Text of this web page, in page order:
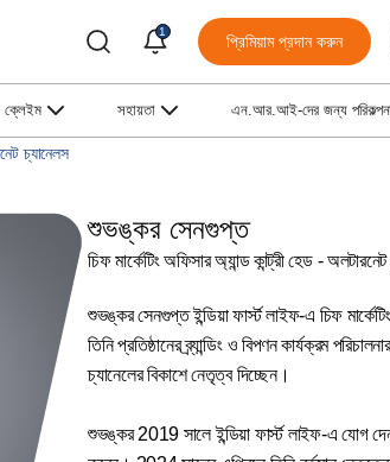
1
প্রিমিয়াম প্রদান করুন
ক্লেইম সহায়তা এন.আর.আই-দের জন্য
চ্যানেলস
শুভঙ্কর সেনগুপ্ত
চিফ মার্কেটিং অফিসার অ্যান্ড কান্ট্রী হেড -
শুভঙ্কর সেনগুপ্ত ইন্ডিয়া ফার্স্ট লাইফ-এ চিফ
তিনি প্রতিষ্ঠানের ব্র্যান্ডিং ও বিপণন কার্যক্রম
চ্যানেলের বিকাশে নেতৃত্ব দিচ্ছেন।
শুভঙ্কর 2019 সালে ইন্ডিয়া ফার্স্ট লাইফ-এ যোগ দেন